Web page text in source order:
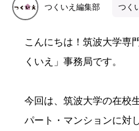
つくいえ編集部 つく
こんにちは！筑波大学専
くいえ」事務局です。
今回は、筑波大学の在校
パート・マンションに対